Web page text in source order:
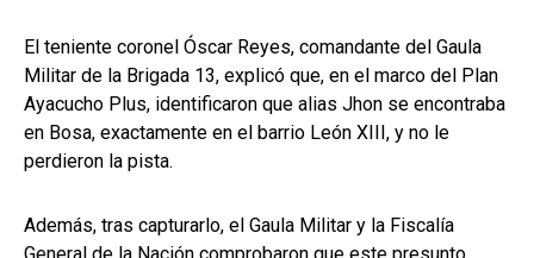
El teniente coronel Óscar Reyes, comandante del Gaula
Militar de la Brigada 13, explicó que, en el marco del Plan
Ayacucho Plus, identificaron que alias Jhon se encontraba
en Bosa, exactamente en el barrio León XIII, y no le
perdieron la pista.
Además, tras capturarlo, el Gaula Militar y la Fiscalía